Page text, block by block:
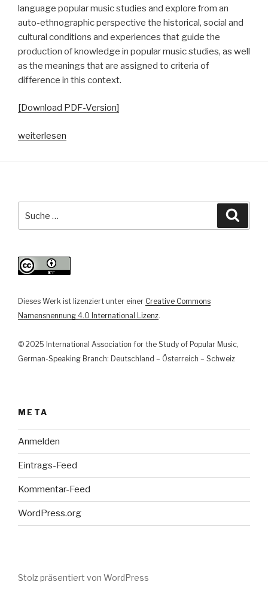
language popular music studies and explore from an
auto-ethnographic perspective the historical, social and
cultural conditions and experiences that guide the
production of knowledge in popular music studies, as well
as the meanings that are assigned to criteria of
difference in this context.
[Download PDF-Version]
„Echokammern
und
weiterlesen
nach:
Dieses Werk ist lizenziert unter einer Creative Commons
Namensnennung 4.0 International Lizenz.
© 2025 International Association for the Study of Popular Music,
German-Speaking Branch: Deutschland – Österreich – Schweiz
META
Anmelden
Eintrags-Feed
Kommentar-Feed
WordPress.org
Stolz präsentiert von WordPress